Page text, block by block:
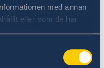
med annan
eller som de har
på regeringen.se